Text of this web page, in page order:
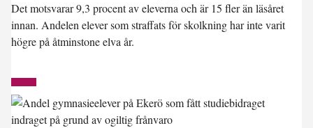
Det motsvarar 9,3 procent av eleverna och är 15 fler än läsåret
innan. Andelen elever som straffats för skolkning har inte varit
högre på åtminstone elva år.